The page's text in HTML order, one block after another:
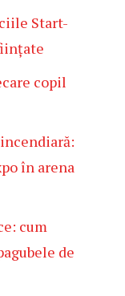
Start-
copil
în arena
cum
de